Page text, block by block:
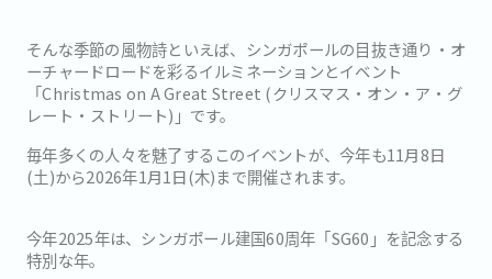
そんな季節の風物詩といえば、シンガポールの目抜き通り・オ
ーチャードロードを彩るイルミネーションとイベント
「Christmas on A Great Street (クリスマス・オン・ア・グ
レート・ストリート)」です。
毎年多くの人々を魅了するこのイベントが、今年も11月8日
(土)から2026年1月1日(木)まで開催されます。
今年2025年は、シンガポール建国60周年「SG60」を記念する
特別な年。